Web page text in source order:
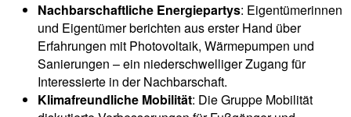
Nachbarschaftliche Energiepartys: Eigentümerinnen
und Eigentümer berichten aus erster Hand über
Erfahrungen mit Photovoltaik, Wärmepumpen und
Sanierungen – ein niederschwelliger Zugang für
Interessierte in der Nachbarschaft.
Klimafreundliche Mobilität: Die Gruppe Mobilität